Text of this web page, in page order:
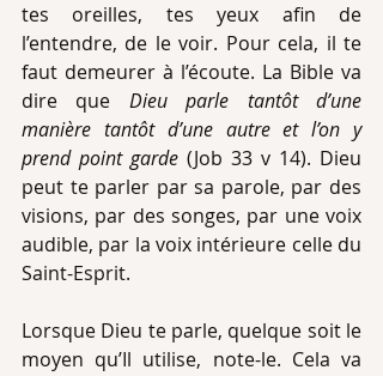
tes oreilles, tes yeux afin de
l’entendre, de le voir. Pour cela, il te
faut demeurer à l’écoute. La Bible va
dire que Dieu parle tantôt d’une
manière tantôt d’une autre et l’on y
prend point garde (Job 33 v 14). Dieu
peut te parler par sa parole, par des
visions, par des songes, par une voix
audible, par la voix intérieure celle du
Saint-Esprit.
Lorsque Dieu te parle, quelque soit le
moyen qu’Il utilise, note-le. Cela va